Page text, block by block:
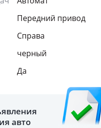
Передний привод
Справа
черный
Да
авто